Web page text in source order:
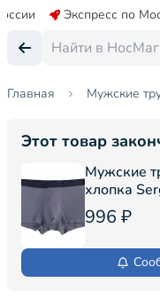
Экспресс по
Главная Мужские
Этот товар
Мужские
хлопка
996 ₽